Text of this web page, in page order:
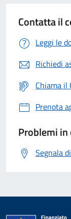
Contatta il
Leggi le
Richiedi
Chiama il
Prenota
Problemi
Segnala